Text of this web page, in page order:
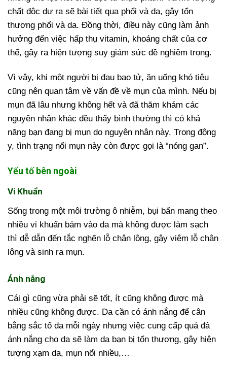
chất độc dư ra sẽ bài tiết qua phổi và da, gây tổn
thương phổi và da. Đồng thời, điều này cũng làm ảnh
hưởng đến việc hấp thụ vitamin, khoáng chất của cơ
thể, gây ra hiện tượng suy giảm sức đề nghiêm trọng.
Vì vậy, khi một người bị đau bao tử, ăn uống khó tiêu
cũng nên quan tâm về vấn đề về mụn của mình. Nếu bị
mụn đã lâu nhưng không hết và đã thăm khám các
nguyên nhân khác đều thấy bình thường thì có khả
năng bạn đang bị mụn do nguyên nhân này. Trong đông
y, tình trạng nổi mụn này còn được gọi là “nóng gan”.
Yếu tố bên ngoài
Vi Khuẩn
Sống trong một môi trường ô nhiễm, bụi bẩn mang theo
nhiều vi khuẩn bám vào da mà không được làm sạch
thì dễ dẫn đến tắc nghẽn lỗ chân lông, gây viêm lỗ chân
lông và sinh ra mụn.
Ánh nắng
Cái gì cũng vừa phải sẽ tốt, ít cũng không được mà
nhiều cũng không được. Da cần có ánh nắng để cân
bằng sắc tố da mỗi ngày nhưng việc cung cấp quá đà
ánh nắng cho da sẽ làm da bạn bị tổn thương, gây hiện
tượng xạm da, mụn nổi nhiều,…